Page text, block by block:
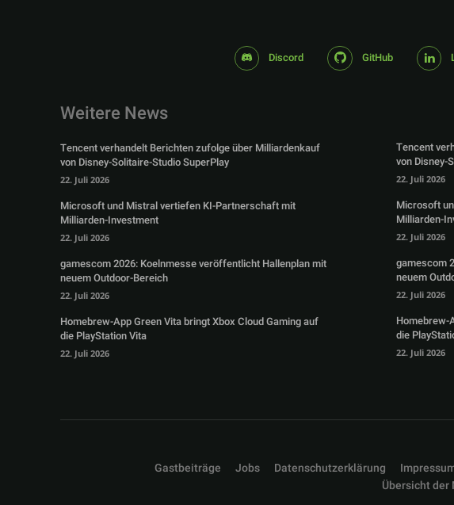
Discord GitHub
Weitere News
Tencent verhandelt Berichten zufolge über Milliardenkauf
von Disney-Solitaire-Studio SuperPlay
22. Juli 2026
Microsoft und Mistral vertiefen KI-Partnerschaft mit
Milliarden-Investment
22. Juli 2026
gamescom 2026: Koelnmesse veröffentlicht Hallenplan mit
neuem Outdoor-Bereich
22. Juli 2026
Homebrew-App Green Vita bringt Xbox Cloud Gaming auf
die PlayStation Vita
22. Juli 2026
Tencent
von Disney-
22. Juli 2026
Microsoft
Milliarden-
22. Juli 2026
gamescom
neuem
22. Juli 2026
Homebrew-
die
22. Juli 2026
Gastbeiträge Jobs Datenschutzerklärung
Übersicht der